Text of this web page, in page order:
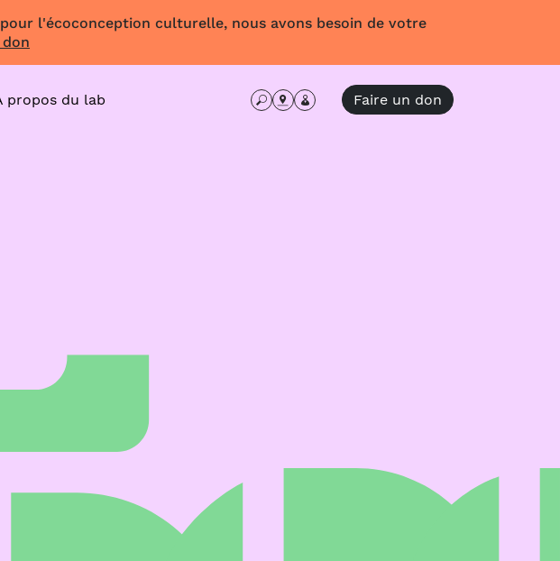
l'écoconception culturelle, nous avons besoin de votre
propos du lab Faire un don